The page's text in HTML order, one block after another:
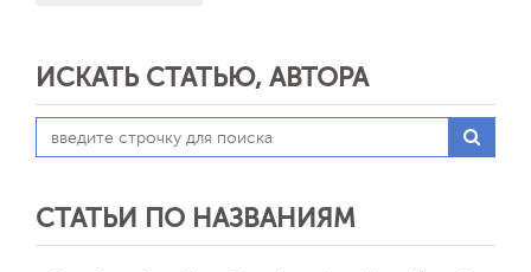
ИСКАТЬ СТАТЬЮ, АВТОРА
СТАТЬИ ПО НАЗВАНИЯМ